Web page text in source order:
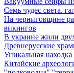
Семь чудес света.
На черниговщине
викингов
В украине жили
Древнерусские
Уникальная находка
Китайские